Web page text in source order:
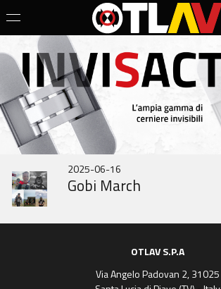
2026-07-01
STORIA DELLE...
2025-10-31
IN343 nuovo modello
2025-06-16
Gobi March
OTLAV S.P.A
Via Angelo Padovan 2, 31025